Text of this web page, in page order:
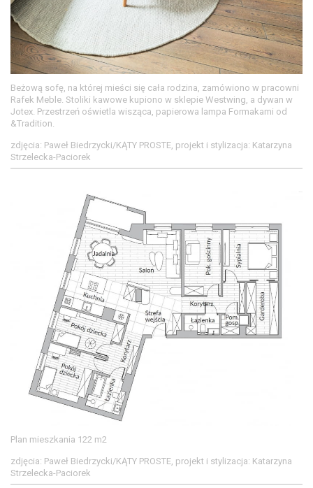
Beżową sofę, na której mieści się cała rodzina, zamówiono w pracowni
Rafek Meble. Stoliki kawowe kupiono w sklepie Westwing, a dywan w
Jotex. Przestrzeń oświetla wisząca, papierowa lampa Formakami od
&Tradition.
zdjęcia: Paweł Biedrzycki/KĄTY PROSTE, projekt i stylizacja: Katarzyna
Strzelecka-Paciorek
Plan mieszkania 122 m2
zdjęcia: Paweł Biedrzycki/KĄTY PROSTE, projekt i stylizacja: Katarzyna
Strzelecka-Paciorek